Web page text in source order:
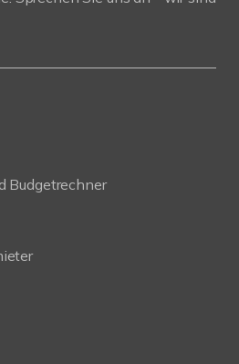
Budgetrechner